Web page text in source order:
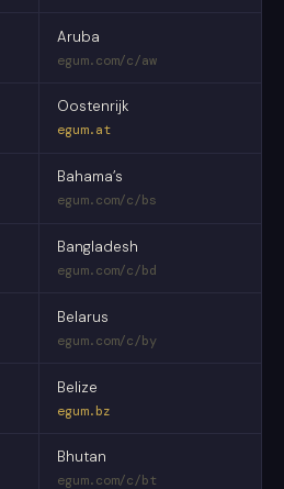
Aruba
egum.com/c/aw
Oostenrijk
egum.at
Bahama’s
egum.com/c/bs
Bangladesh
egum.com/c/bd
Belarus
egum.com/c/by
Belize
egum.bz
Bhutan
egum.com/c/bt